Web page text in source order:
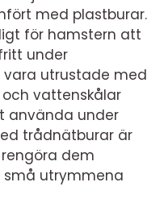
med plastburar.
för hamstern att
under
vara utrustade med
vattenskålar
använda under
trådnätburar är
dem
utrymmena